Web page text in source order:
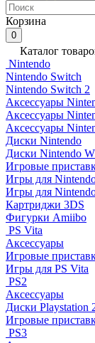
Корзина
0
Каталог
Nintendo
Nintendo Switch
Nintendo Switch 2
Аксессуары
Аксессуары
Аксессуары
Диски Nintendo
Диски Nintendo
Игровые
Игры для
Игры для
Картриджи 3DS
Фигурки Amiibo
PS Vita
Аксессуары
Игровые
Игры для PS Vita
PS2
Аксессуары
Диски Playstation
Игровые
PS3